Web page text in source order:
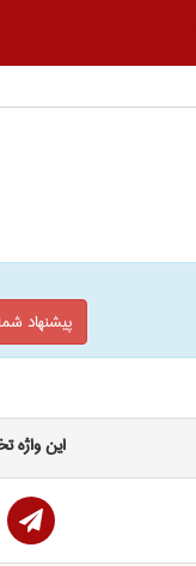
پیشنهاد
این واژه